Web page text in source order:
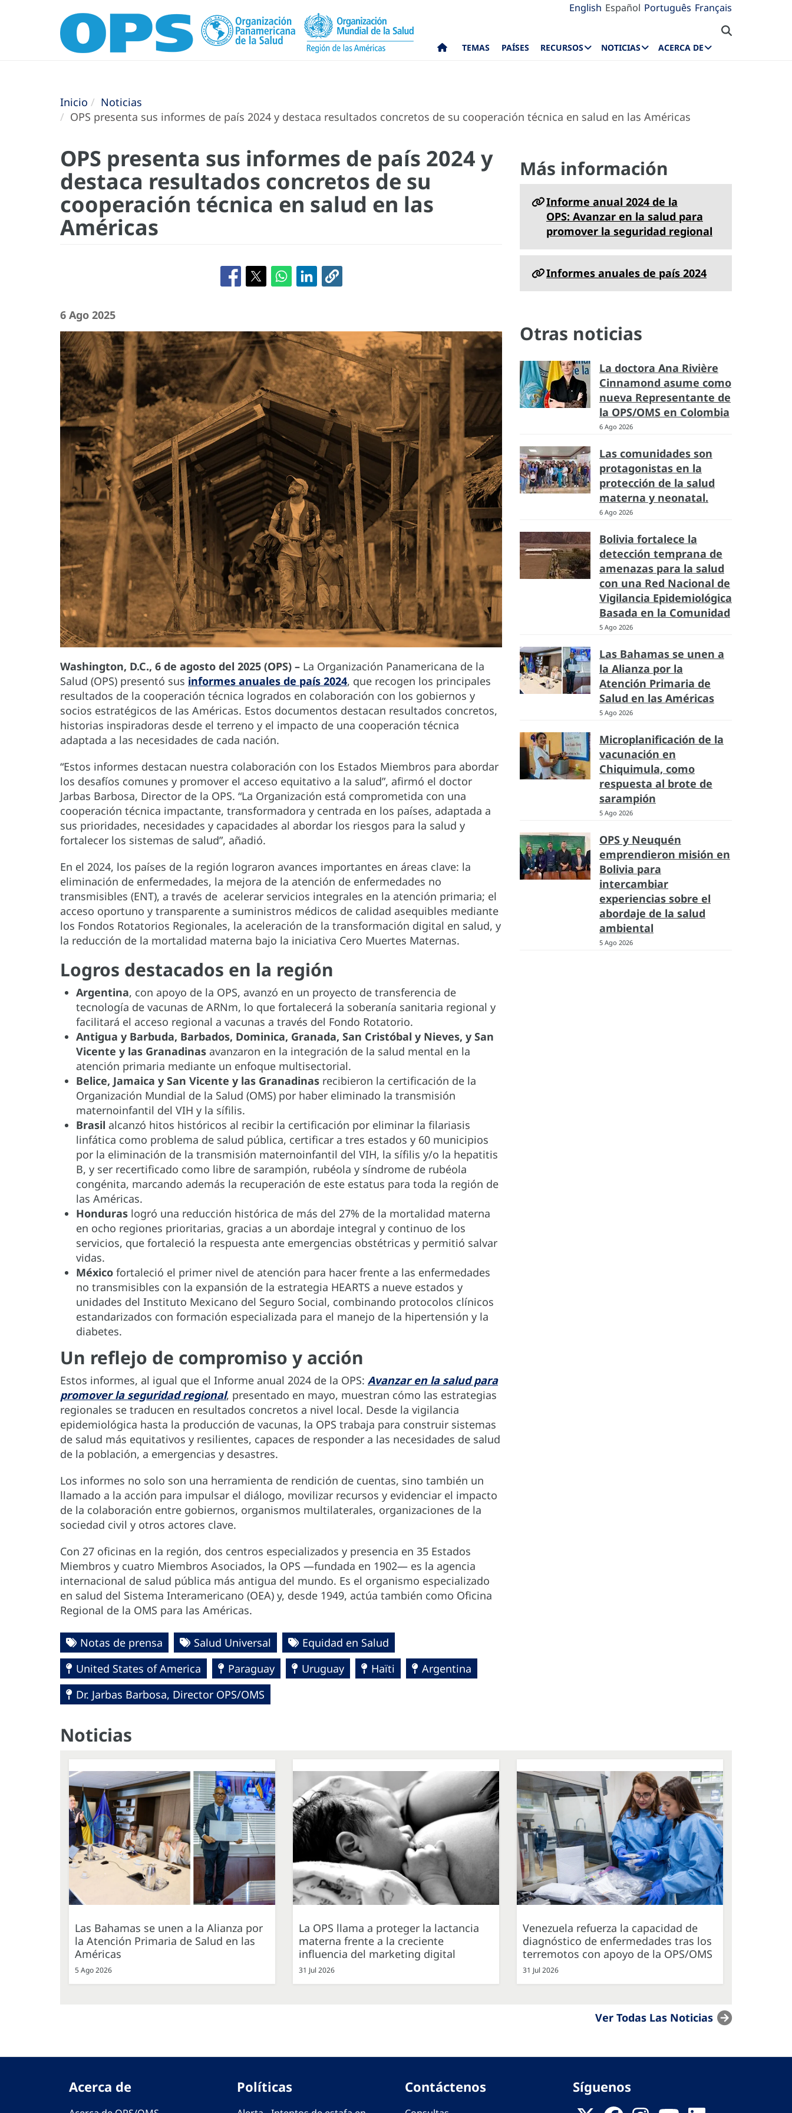
English Español Português Français
TEMAS PAÍSES RECURSOS NOTICIAS ACERCA DE
Inicio
Noticias
OPS presenta sus informes de país 2024 y destaca resultados concretos de su cooperación técnica en salud en las Américas
OPS presenta sus informes de país 2024 y
destaca resultados concretos de su
cooperación técnica en salud en las
Américas
6 Ago 2025
Washington, D.C., 6 de agosto del 2025 (OPS) – La Organización Panamericana de la
Salud (OPS) presentó sus informes anuales de país 2024, que recogen los principales
resultados de la cooperación técnica logrados en colaboración con los gobiernos y
socios estratégicos de las Américas. Estos documentos destacan resultados concretos,
historias inspiradoras desde el terreno y el impacto de una cooperación técnica
adaptada a las necesidades de cada nación.
“Estos informes destacan nuestra colaboración con los Estados Miembros para abordar
los desafíos comunes y promover el acceso equitativo a la salud”, afirmó el doctor
Jarbas Barbosa, Director de la OPS. “La Organización está comprometida con una
cooperación técnica impactante, transformadora y centrada en los países, adaptada a
sus prioridades, necesidades y capacidades al abordar los riesgos para la salud y
fortalecer los sistemas de salud”, añadió.
En el 2024, los países de la región lograron avances importantes en áreas clave: la
eliminación de enfermedades, la mejora de la atención de enfermedades no
transmisibles (ENT), a través de acelerar servicios integrales en la atención primaria; el
acceso oportuno y transparente a suministros médicos de calidad asequibles mediante
los Fondos Rotatorios Regionales, la aceleración de la transformación digital en salud, y
la reducción de la mortalidad materna bajo la iniciativa Cero Muertes Maternas.
Logros destacados en la región
Argentina, con apoyo de la OPS, avanzó en un proyecto de transferencia de
tecnología de vacunas de ARNm, lo que fortalecerá la soberanía sanitaria regional y
facilitará el acceso regional a vacunas a través del Fondo Rotatorio.
Antigua y Barbuda, Barbados, Dominica, Granada, San Cristóbal y Nieves, y San
Vicente y las Granadinas avanzaron en la integración de la salud mental en la
atención primaria mediante un enfoque multisectorial.
Belice, Jamaica y San Vicente y las Granadinas recibieron la certificación de la
Organización Mundial de la Salud (OMS) por haber eliminado la transmisión
maternoinfantil del VIH y la sífilis.
Brasil alcanzó hitos históricos al recibir la certificación por eliminar la filariasis
linfática como problema de salud pública, certificar a tres estados y 60 municipios
por la eliminación de la transmisión maternoinfantil del VIH, la sífilis y/o la hepatitis
B, y ser recertificado como libre de sarampión, rubéola y síndrome de rubéola
congénita, marcando además la recuperación de este estatus para toda la región de
las Américas.
Honduras logró una reducción histórica de más del 27% de la mortalidad materna
en ocho regiones prioritarias, gracias a un abordaje integral y continuo de los
servicios, que fortaleció la respuesta ante emergencias obstétricas y permitió salvar
vidas.
México fortaleció el primer nivel de atención para hacer frente a las enfermedades
no transmisibles con la expansión de la estrategia HEARTS a nueve estados y
unidades del Instituto Mexicano del Seguro Social, combinando protocolos clínicos
estandarizados con formación especializada para el manejo de la hipertensión y la
diabetes.
Un reflejo de compromiso y acción
Estos informes, al igual que el Informe anual 2024 de la OPS: Avanzar en la salud para
promover la seguridad regional, presentado en mayo, muestran cómo las estrategias
regionales se traducen en resultados concretos a nivel local. Desde la vigilancia
epidemiológica hasta la producción de vacunas, la OPS trabaja para construir sistemas
de salud más equitativos y resilientes, capaces de responder a las necesidades de salud
de la población, a emergencias y desastres.
Los informes no solo son una herramienta de rendición de cuentas, sino también un
llamado a la acción para impulsar el diálogo, movilizar recursos y evidenciar el impacto
de la colaboración entre gobiernos, organismos multilaterales, organizaciones de la
sociedad civil y otros actores clave.
Con 27 oficinas en la región, dos centros especializados y presencia en 35 Estados
Miembros y cuatro Miembros Asociados, la OPS —fundada en 1902— es la agencia
internacional de salud pública más antigua del mundo. Es el organismo especializado
en salud del Sistema Interamericano (OEA) y, desde 1949, actúa también como Oficina
Regional de la OMS para las Américas.
Notas de prensa Salud Universal
Equidad en Salud
United States of America
Paraguay Uruguay Haïti
Argentina
Dr. Jarbas Barbosa, Director OPS/OMS
Más información
Informe anual 2024 de la
OPS: Avanzar en la salud para
promover la seguridad regional
Informes anuales de país 2024
Otras noticias
La doctora Ana Rivière
Cinnamond asume como
nueva Representante de
la OPS/OMS en Colombia
6 Ago 2026
Las comunidades son
protagonistas en la
protección de la salud
materna y neonatal.
6 Ago 2026
Bolivia fortalece la
detección temprana de
amenazas para la salud
con una Red Nacional de
Vigilancia Epidemiológica
Basada en la Comunidad
5 Ago 2026
Las Bahamas se unen a
la Alianza por la
Atención Primaria de
Salud en las Américas
5 Ago 2026
Microplanificación de la
vacunación en
Chiquimula, como
respuesta al brote de
sarampión
5 Ago 2026
OPS y Neuquén
emprendieron misión en
Bolivia para
intercambiar
experiencias sobre el
abordaje de la salud
ambiental
5 Ago 2026
Noticias
Las Bahamas se unen a la Alianza por
la Atención Primaria de Salud en las
Américas
5 Ago 2026
La OPS llama a proteger la lactancia
materna frente a la creciente
influencia del marketing digital
31 Jul 2026
Venezuela refuerza la capacidad de
diagnóstico de enfermedades tras los
terremotos con apoyo de la OPS/OMS
31 Jul 2026
Ver Todas Las Noticias
Acerca de Políticas Contáctenos Síguenos